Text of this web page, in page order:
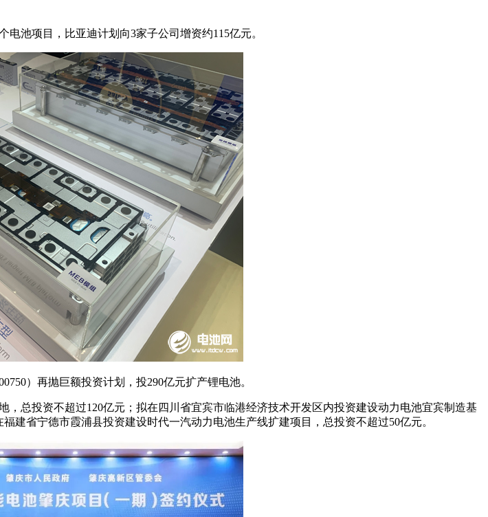
池项目，比亚迪计划向3家子公司增资约115亿元。
）再抛巨额投资计划，投290亿元扩产锂电池。
总投资不超过120亿元；拟在四川省宜宾市临港经济技术开发区内投资建设动力电池宜宾制造基
建省宁德市霞浦县投资建设时代一汽动力电池生产线扩建项目，总投资不超过50亿元。